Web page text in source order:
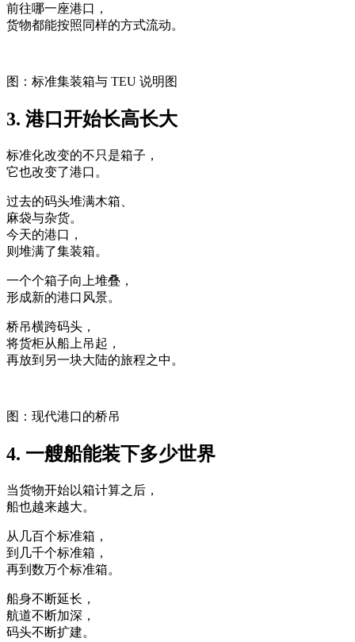
前往哪一座港口，
货物都能按照同样的方式流动。
图：标准集装箱与 TEU 说明图
3. 港口开始长高长大
标准化改变的不只是箱子，
它也改变了港口。
过去的码头堆满木箱、
麻袋与杂货。
今天的港口，
则堆满了集装箱。
一个个箱子向上堆叠，
形成新的港口风景。
桥吊横跨码头，
将货柜从船上吊起，
再放到另一块大陆的旅程之中。
图：现代港口的桥吊
4. 一艘船能装下多少世界
当货物开始以箱计算之后，
船也越来越大。
从几百个标准箱，
到几千个标准箱，
再到数万个标准箱。
船身不断延长，
航道不断加深，
码头不断扩建。